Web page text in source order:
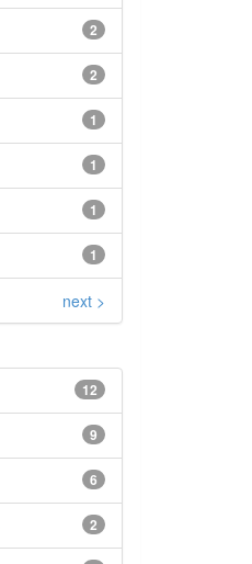
2
2
1
1
1
1
next >
12
9
6
2